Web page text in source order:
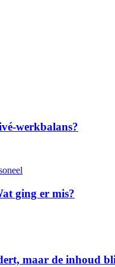
werkbalans?
ging er mis?
maar de inhoud